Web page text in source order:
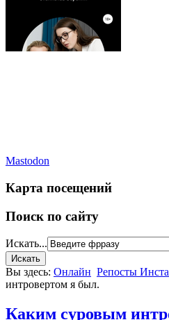
Mastodon
Карта посещений
Поиск по сайту
Искать...
Вы здесь: Онлайн Репосты
интровертом я был.
Каким суровым